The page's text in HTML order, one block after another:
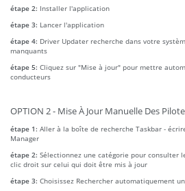
étape 2: Installer l'application
étape 3: Lancer l'application
étape 4: Driver Updater recherche dans votre
manquants
étape 5: Cliquez sur "Mise à jour" pour mettre
conducteurs
OPTION 2 - Mise À Jour Manuelle Des
étape 1: Aller à la boîte de recherche Taskbar -
Manager
étape 2: Sélectionnez une catégorie pour consulter
clic droit sur celui qui doit être mis à jour
étape 3: Choisissez Rechercher automatiquement